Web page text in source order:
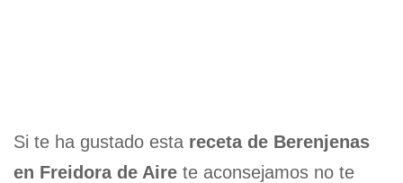
Si te ha gustado esta receta de Berenjenas
en Freidora de Aire te aconsejamos no te